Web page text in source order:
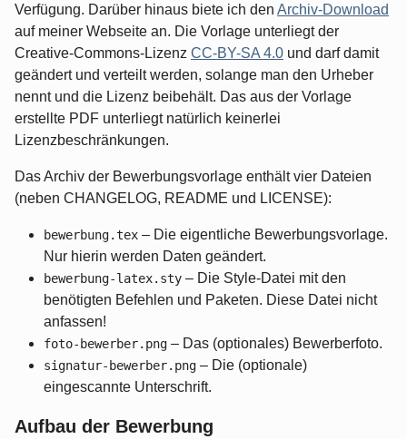
Verfügung. Darüber hinaus biete ich den Archiv-Download
auf meiner Webseite an. Die Vorlage unterliegt der
Creative-Commons-Lizenz CC-BY-SA 4.0 und darf damit
geändert und verteilt werden, solange man den Urheber
nennt und die Lizenz beibehält. Das aus der Vorlage
erstellte PDF unterliegt natürlich keinerlei
Lizenzbeschränkungen.
Das Archiv der Bewerbungsvorlage enthält vier Dateien
(neben CHANGELOG, README und LICENSE):
bewerbung.tex – Die eigentliche Bewerbungsvorlage.
Nur hierin werden Daten geändert.
bewerbung-latex.sty – Die Style-Datei mit den
benötigten Befehlen und Paketen. Diese Datei nicht
anfassen!
foto-bewerber.png – Das (optionales) Bewerberfoto.
signatur-bewerber.png – Die (optionale)
eingescannte Unterschrift.
Aufbau der Bewerbung